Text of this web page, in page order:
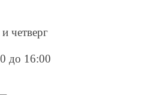
четверг
до 16:00